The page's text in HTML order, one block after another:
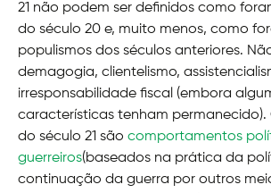
21 não podem ser definidos como
do século 20 e, muito menos, como
populismos dos séculos anteriores.
demagogia, clientelismo,
irresponsabilidade fiscal (embora
características tenham permanecido).
do século 21 são comportamentos
guerreiros(baseados na prática da
continuação da guerra por outros